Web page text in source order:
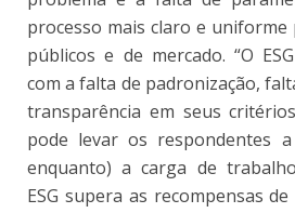
processo mais claro e
públicos e de mercado. “O
com a falta de padronização,
transparência em seus
pode levar os respondentes
enquanto) a carga de
ESG supera as recompensas